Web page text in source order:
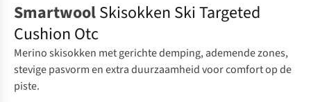
SmartwoolSkisokken Ski Targeted
Cushion Otc
Merino skisokken met gerichte demping, ademende zones,
stevige pasvorm en extra duurzaamheid voor comfort op de
piste.